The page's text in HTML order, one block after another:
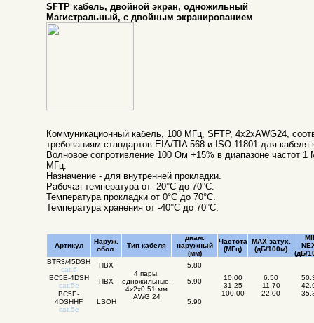
SFTP кабель, двойной экран, одножильный
Магистральный, с двойным экранированием
Коммуникационный кабель, 100 МГц, SFTP, 4х2хAWG24,
требованиям стандартов EIA/TIA 568 и ISO 11801 для кабеля
Волновое сопротивление 100 Ом +15% в диапазоне частот 1
МГц.
Назначение - для внутренней прокладки.
Рабочая температура от -20°C до 70°C.
Температура прокладки от 0°C до 70°C.
Температура хранения от -40°C до 70°C.
Артикул
Наруж.
обол.
Тип кабеля
диам.
наружный
(мм)
Частота
(MГц)
MAX затух.
(дБ/100м)
(дБ/
BTR3/45DSH
cat.5
ПВХ
4 пары,
одножильные,
4x2x0,51 мм
AWG 24
5.80
10.00
31.25
100.00
6.50
11.70
22.00
BC5E-4DSH
cat.5e
ПВХ
5.90
BC5E-
4DSHHF
cat.5e
LSOH 5.90